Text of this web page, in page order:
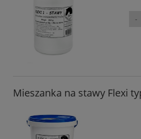
Mieszanka na stawy Flexi